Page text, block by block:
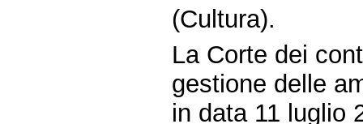
(Cultura).
La Corte dei
gestione delle
in data 11 luglio